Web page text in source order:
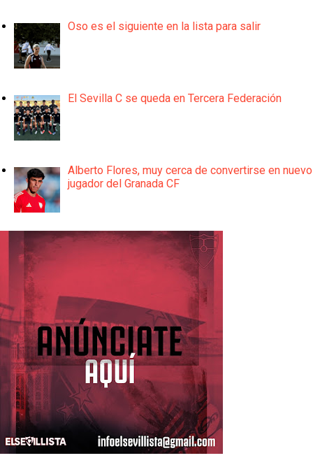
Oso es el siguiente en la lista para salir
El Sevilla C se queda en Tercera Federación
Alberto Flores, muy cerca de convertirse en nuevo
jugador del Granada CF